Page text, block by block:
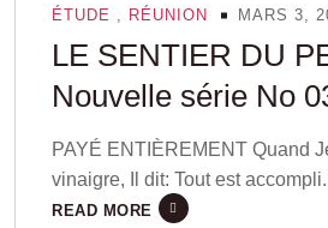
ÉTUDE , RÉUNION MARS 3,
LE SENTIER DU
Nouvelle série No
2024
PAYÉ ENTIÈREMENT Quand
vinaigre, Il dit: Tout est
READ MORE